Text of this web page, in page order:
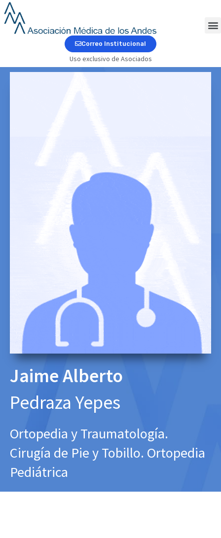
al
contenido
Correo Institucional
Uso exclusivo de Asociados
Jaime Alberto
Pedraza Yepes
Ortopedia y Traumatología.
Cirugía de Pie y Tobillo. Ortopedia
Pediátrica